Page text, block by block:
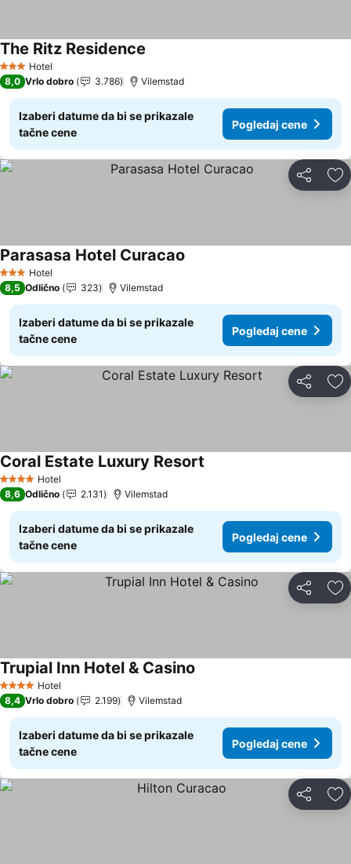
3 Zvezdice
Hotel
The Ritz Residence
8,0 Vrlo dobro 3.786 Vilemstad
Izaberi datume da bi se prikazale
tačne cene
Pogledaj cene
Deli
3 Zvezdice
Hotel
Parasasa Hotel Curacao
8,5 Odlično 323 Vilemstad
Izaberi datume da bi se prikazale
tačne cene
Pogledaj cene
Deli
4 ZvezdiceHotel
Coral Estate Luxury Resort
8,6 Odlično 2.131 Vilemstad
Izaberi datume da bi se prikazale
tačne cene
Pogledaj cene
Deli
4 ZvezdiceHotel
Trupial Inn Hotel & Casino
8,4 Vrlo dobro 2.199 Vilemstad
Izaberi datume da bi se prikazale
tačne cene
Pogledaj cene
Deli